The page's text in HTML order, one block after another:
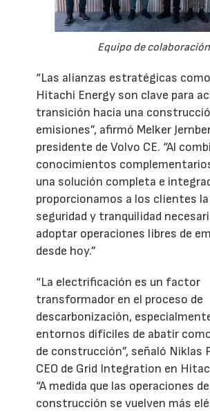
Equipo de
“Las alianzas estratégicas
Hitachi Energy son clave para
transición hacia una
emisiones”, afirmó Melker
presidente de Volvo CE. “Al
conocimientos
una solución completa e
proporcionamos a los clientes
seguridad y tranquilidad
adoptar operaciones libres de
desde hoy.”
“La electrificación es un factor
transformador en el proceso de
descarbonización,
entornos difíciles de abatir
de construcción”, señaló Niklas
CEO de Grid Integration en
“A medida que las operaciones de
construcción se vuelven más